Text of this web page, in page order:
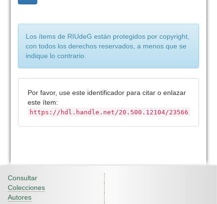
Los ítems de RIUdeG están protegidos por copyright,
con todos los derechos reservados, a menos que se
indique lo contrario.
Por favor, use este identificador para citar o enlazar
este ítem:
https://hdl.handle.net/20.500.12104/23566
Consultar
Colecciones
Autores